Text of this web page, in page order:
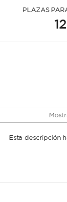
PLAZAS
12
Esta descripción